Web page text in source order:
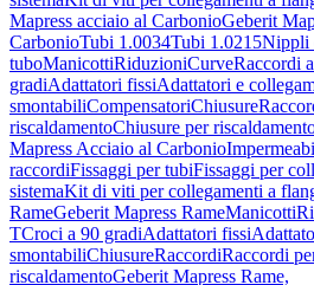
Mapress acciaio al CarbonioGeberit
CarbonioTubi 1.0034Tubi 1.0215Nippli
tuboManicottiRiduzioniCurveRaccordi
gradiAdattatori fissiAdattatori e
smontabiliCompensatoriChiusure
riscaldamentoChiusure per
Mapress Acciaio al Carbonio
raccordiFissaggi per tubiFissaggi per
sistemaKit di viti per collegamenti a
RameGeberit Mapress RameManicotti
TCroci a 90 gradiAdattatori fissi
smontabiliChiusureRaccordiRaccordi
riscaldamentoGeberit Mapress Rame,